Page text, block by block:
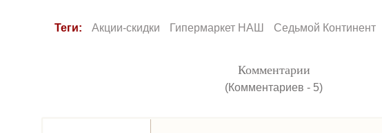
Теги: Акции-скидки Гипермаркет НАШ Седьмой Континент
Комментарии
(Комментариев - 5)